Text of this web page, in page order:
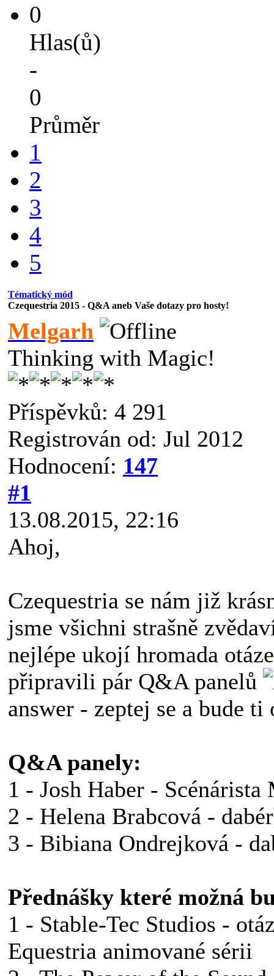
0
Hlas(ů)
-
0
Průměr
1
2
3
4
5
Tématický mód
Czequestria 2015 - Q&A aneb Vaše dotazy pro hosty!
Melgarh
Thinking with Magic!
Příspěvků: 4 291
Registrován od: Jul 2012
Hodnocení: 147
#1
13.08.2015, 22:16
Ahoj,
Czequestria se nám již
jsme všichni strašně
nejlépe ukojí hromada
připravili pár Q&A panelů
answer - zeptej se a bude ti
Q&A panely:
1 - Josh Haber -
2 - Helena Brabcová -
3 - Bibiana Ondrejková -
Přednášky které možná
1 - Stable-Tec Studios -
Equestria animované sérii